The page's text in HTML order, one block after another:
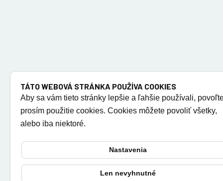
TÁTO WEBOVÁ STRÁNKA POUŽÍVA COOKIES
Aby sa vám tieto stránky lepšie a ľahšie používali,
prosím použitie cookies. Cookies môžete povoliť všetky,
alebo iba niektoré.
Nastavenia
Len nevyhnutné